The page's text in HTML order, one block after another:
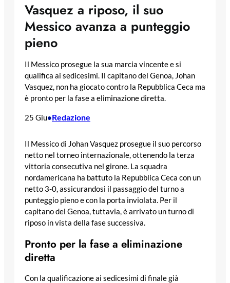
Vasquez a riposo, il suo
Messico avanza a punteggio
pieno
Il Messico prosegue la sua marcia vincente e si
qualifica ai sedicesimi. Il capitano del Genoa, Johan
Vasquez, non ha giocato contro la Repubblica Ceca ma
è pronto per la fase a eliminazione diretta.
25 Giu•Redazione
Il Messico di Johan Vasquez prosegue il suo percorso
netto nel torneo internazionale, ottenendo la terza
vittoria consecutiva nel girone. La squadra
nordamericana ha battuto la Repubblica Ceca con un
netto 3-0, assicurandosi il passaggio del turno a
punteggio pieno e con la porta inviolata. Per il
capitano del Genoa, tuttavia, è arrivato un turno di
riposo in vista della fase successiva.
Pronto per la fase a eliminazione
diretta
Con la qualificazione ai sedicesimi di finale già